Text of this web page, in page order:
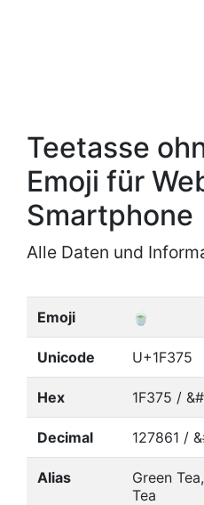
Teetasse
Emoji für
Smartphone
Alle Daten und
Emoji 🍵
Unicode U+1F375
Hex 1F375 /
Decimal 127861 /
Alias
Green
Tea